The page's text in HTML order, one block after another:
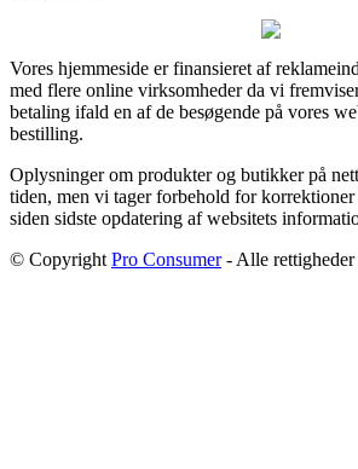
Vores hjemmeside er finansieret af
med flere online virksomheder da vi
betaling ifald en af de besøgende på vores
bestilling.
Oplysninger om produkter og butikker på
tiden, men vi tager forbehold for
siden sidste opdatering af websitets
© Copyright Pro Consumer- Alle rettigheder